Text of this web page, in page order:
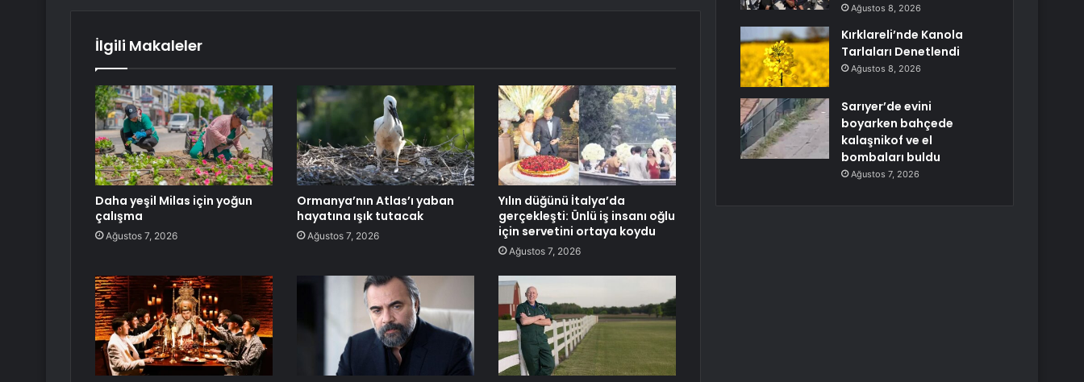
İlgili Makaleler
Daha yeşil Milas için yoğun
çalışma
Ağustos 7, 2026
Ormanya’nın Atlas’ı yaban
hayatına ışık tutacak
Ağustos 7, 2026
Yılın düğünü İtalya’da
gerçekleşti: Ünlü iş insanı oğlu
için servetini ortaya koydu
Ağustos 7, 2026
Ağustos 8, 2026
Kırklareli’nde Kanola
Tarlaları Denetlendi
Ağustos 8, 2026
Sarıyer’de evini
boyarken bahçede
kalaşnikof ve el
bombaları buldu
Ağustos 7, 2026